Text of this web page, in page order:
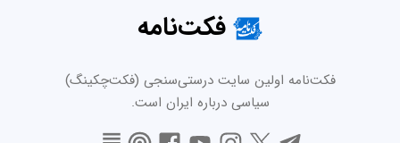
فکت‌نامه
فکت‌نامه اولین سایت درستی‌سنجی (فکت‌چکینگ)
سیاسی درباره ایران است.